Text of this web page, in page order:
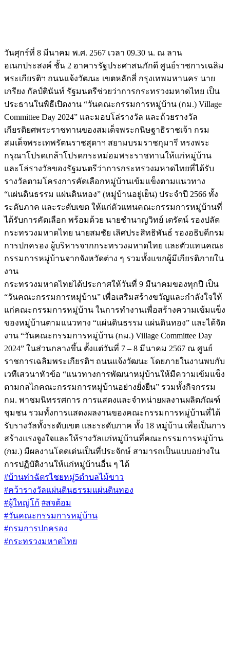
วันศุกร์ที่ 8 มีนาคม พ.ศ. 2567 เวลา 09.30 น. ณ ลาน
อเนกประสงค์ ชั้น 2 อาคารรัฐประศาสนภักดี ศูนย์ราชการเฉลิม
พระเกียรติฯ ถนนแจ้งวัฒนะ เขตหลักสี่ กรุงเทพมหานคร นาย
เกรียง กัลป์ตินันท์ รัฐมนตรีช่วยว่าการกระทรวงมหาดไทย เป็น
ประธานในพิธีเปิดงาน “วันคณะกรรมการหมู่บ้าน (กม.) Village
Committee Day 2024” และมอบโล่รางวัล และถ้วยรางวัล
เกียรติยศพระราชทานของสมเด็จพระกนิษฐาธิราชเจ้า กรม
สมเด็จพระเทพรัตนราชสุดาฯ สยามบรมราชกุมารี ทรงพระ
กรุณาโปรดเกล้าโปรดกระหม่อมพระราชทานให้แก่หมู่บ้าน
และโล่รางวัลของรัฐมนตรีว่าการกระทรวงมหาดไทยที่ได้รับ
รางวัลตามโครงการคัดเลือกหมู่บ้านเข้มแข็งตามแนวทาง
“แผ่นดินธรรม แผ่นดินทอง” (หมู่บ้านอยู่เย็น) ประจำปี 2566 ทั้ง
ระดับภาค และระดับเขต ให้แก่ตัวแทนคณะกรรมการหมู่บ้านที่
ได้รับการคัดเลือก พร้อมด้วย นายชำนาญวิทย์ เตรัตน์ รองปลัด
กระทรวงมหาดไทย นายสมชัย เลิศประสิทธิพันธ์ รองอธิบดีกรม
การปกครอง ผู้บริหารจากกระทรวงมหาดไทย และตัวแทนคณะ
กรรมการหมู่บ้านจากจังหวัดต่าง ๆ รวมทั้งแขกผู้มีเกียรติภายใน
งาน
กระทรวงมหาดไทยได้ประกาศให้วันที่ 9 มีนาคมของทุกปี เป็น
“วันคณะกรรมการหมู่บ้าน” เพื่อเสริมสร้างขวัญและกำลังใจให้
แก่คณะกรรมการหมู่บ้าน ในการทำงานเพื่อสร้างความเข้มแข็ง
ของหมู่บ้านตามแนวทาง “แผ่นดินธรรม แผ่นดินทอง” และได้จัด
งาน “วันคณะกรรมการหมู่บ้าน (กม.) Village Committee Day
2024” ในส่วนกลางขึ้น ตั้งแต่วันที่ 7 – 8 มีนาคม 2567 ณ ศูนย์
ราชการเฉลิมพระเกียรติฯ ถนนแจ้งวัฒนะ โดยภายในงานพบกับ
เวทีเสวนาหัวข้อ “แนวทางการพัฒนาหมู่บ้านให้มีความเข้มแข็ง
ตามกลไกคณะกรรมการหมู่บ้านอย่างยั่งยืน” รวมทั้งกิจกรรม
กม. พาชมนิทรรศการ การแสดงและจำหน่ายผลงานผลิตภัณฑ์
ชุมชน รวมทั้งการแสดงผลงานของคณะกรรมการหมู่บ้านที่ได้
รับรางวัลทั้งระดับเขต และระดับภาค ทั้ง 18 หมู่บ้าน เพื่อเป็นการ
สร้างแรงจูงใจและให้รางวัลแก่หมู่บ้านที่คณะกรรมการหมู่บ้าน
(กม.) มีผลงานโดดเด่นเป็นที่ประจักษ์ สามารถเป็นแบบอย่างใน
การปฏิบัติงานให้แก่หมู่บ้านอื่น ๆ ได้
#บ้านท่าฉัตรไชยหมู่5ตำบลไม้ขาว
#คว้ารางวัลแผ่นดินธรรมแผ่นดินทอง
#ผู้ใหญ่โก้ #สจต้อม
#วันคณะกรรมการหมู่บ้าน
#กรมการปกครอง
#กระทรวงมหาดไทย